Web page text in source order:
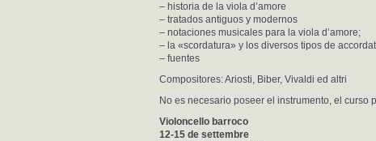
– historia de la viola d’amore
– tratados antiguos y modernos
– notaciones musicales para la viola d’amore;
– la «scordatura» y los diversos tipos de
– fuentes
Compositores: Ariosti, Biber, Vivaldi ed altri
No es necesario poseer el instrumento, el
Violoncello barroco
12-15 de settembre